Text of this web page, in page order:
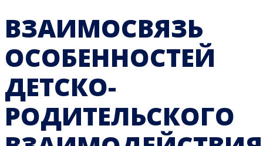
ВЗАИМОСВЯЗЬ
ОСОБЕННОСТЕЙ
ДЕТСКО-
РОДИТЕЛЬСКОГО